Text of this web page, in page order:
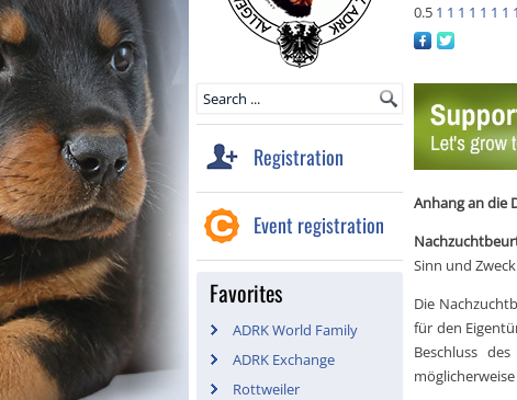
Registration
Event registration
Favorites
ADRK World Family
ADRK Exchange
Rottweiler
0.5 1 1 1 1 1 1 1 1
Anhang an die
Sinn und
Die
für den
Beschluss